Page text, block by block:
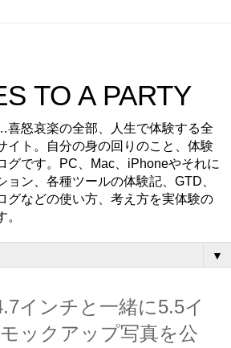
TO A PARTY
喜怒哀楽の全部、人生で体験する全
イト。自分の身の回りのこと、体験
グです。PC、Mac、iPhoneやそれに
ョン、各種ツールの体験記、GTD、
グなどの使い方、考え方を実体験の
▼
インチと一緒に5.5イ
ックアップ写真を公